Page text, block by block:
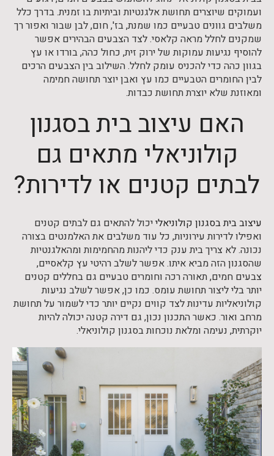
ועמוקים שיוצרים תחושת אלגנטיות וביתיות בו זמנית. בדרך כלל
משלבים גוונים טבעיים כמו שמנת, בז', חום, לבן שבור ואפור רך
שמקנים לחלל מראה קלאסי. לצד הצבעים הבהירים אפשר
להוסיף נגיעות עמוקות של ירוק זית, כחול כהה, בורדו או עץ
בגוון כהה כדי להכניס עומק לחלל. השילוב בין הצבעים הרכים
לבין החומרים הטבעיים כמו עץ ואבן יוצר תחושה חמימה
ומאוזנת שלא יוצרת תחושת כבדות.
האם עיצוב בית בסגנון
קולוניאלי מתאים גם
לבתים קטנים או לדירות?
עיצוב בית בסגנון קולוניאלייכול להתאים גם לבתים קטנים
ואפילו לדירות עירוניות, כל עוד משלבים את האלמנטים בצורה
נכונה. לא צריך בית ענק כדי ליהנות מהחמימות ומהאלגנטיות
שהסגנון הזה מביא איתו. אפשר לשלב רהיטי עץ קלאסיים,
צבעים חמים, תאורה רכה וחומרים טבעיים גם בחללים קטנים
יותר בלי ליצור תחושת עומס. כמו כן, אפשר לשלב נגיעות
קולוניאליות עדינות לצד קווים נקיים יותר כדי לשמור על תחושת
מרחב ואור. כאשר התכנון נכון, גם דירה קטנה יכולה להיות
יוקרתית, נעימה ומלאת נוכחות בסגנון קולוניאלי.